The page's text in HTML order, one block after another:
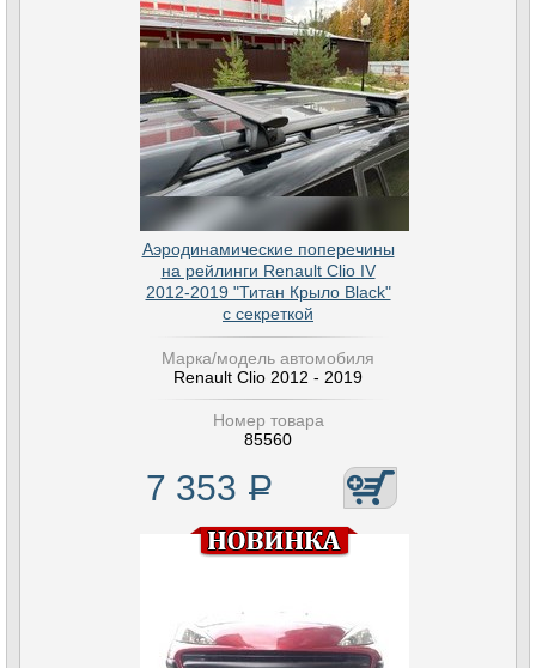
Аэродинамические поперечины
на рейлинги Renault Clio IV
2012-2019 "Титан Крыло Black"
с секреткой
Марка/модель автомобиля
Renault Clio 2012 - 2019
Номер товара
85560
7 353 Р